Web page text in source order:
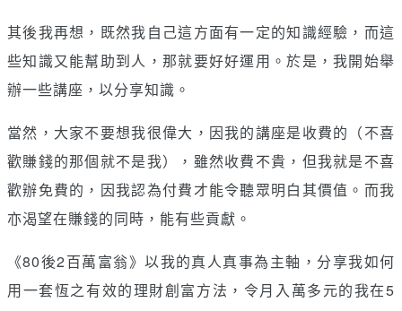
其後我再想，既然我自己這方面有一定的知識經驗，而這
些知識又能幫助到人，那就要好好運用。於是，我開始舉
辦一些講座，以分享知識。
當然，大家不要想我很偉大，因我的講座是收費的（不喜
歡賺錢的那個就不是我），雖然收費不貴，但我就是不喜
歡辦免費的，因我認為付費才能令聽眾明白其價值。而我
亦渴望在賺錢的同時，能有些貢獻。
《80後2百萬富翁》以我的真人真事為主軸，分享我如何
用一套恆之有效的理財創富方法，令月入萬多元的我在5